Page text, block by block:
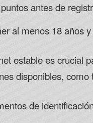
antes de
al menos 18 años
estable es crucial
disponibles,
de